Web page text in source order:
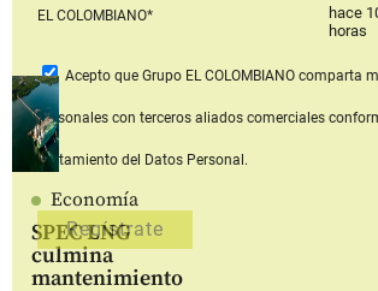
hace
horas
Economía
SPEC LNG
culmina
mantenimiento
EL COLOMBIANO*
Acepto que Grupo EL COLOMBIANOcomparta
personales con terceros aliados comerciales
Tratamiento del Datos Personal.